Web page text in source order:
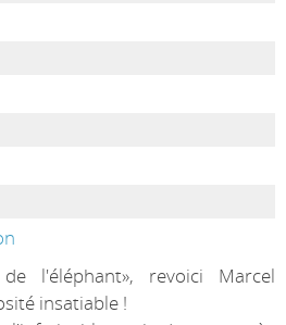
l'éléphant», revoici Marcel
insatiable !